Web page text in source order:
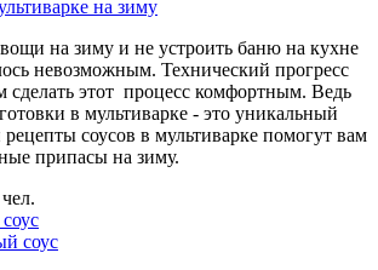
на зиму и не устроить баню на кухне
невозможным. Технический прогресс
сделать этот процесс комфортным. Ведь
в мультиварке - это уникальный
соусов в мультиварке помогут вам
припасы на зиму.